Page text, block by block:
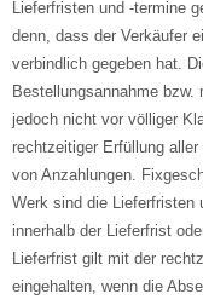
Lieferfristen und -termine
denn, dass der Verkäufer
verbindlich gegeben hat.
Bestellungsannahme
jedoch nicht vor völliger
rechtzeitiger Erfüllung
von Anzahlungen.
Werk sind die Lieferfristen
innerhalb der Lieferfrist
Lieferfrist gilt mit der
eingehalten, wenn die